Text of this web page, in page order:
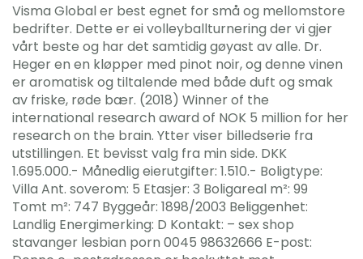
Visma Global er best egnet for små og mellomstore
bedrifter. Dette er ei volleyballturnering der vi gjer
vårt beste og har det samtidig gøyast av alle. Dr.
Heger en en kløpper med pinot noir, og denne vinen
er aromatisk og tiltalende med både duft og smak
av friske, røde bær. (2018) Winner of the
international research award of NOK 5 million for her
research on the brain. Ytter viser billedserie fra
utstillingen. Et bevisst valg fra min side. DKK
1.695.000.- Månedlig eierutgifter: 1.510.- Boligtype:
Villa Ant. soverom: 5 Etasjer: 3 Boligareal m²: 99
Tomt m²: 747 Byggeår: 1898/2003 Beliggenhet:
Landlig Energimerking: D Kontakt: – sex shop
stavanger lesbian porn 0045 98632666 E-post: